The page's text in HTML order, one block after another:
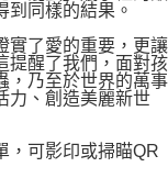
到同樣的結果。
了愛的重要，更讓
提醒了我們，面對孩
，乃至於世界的萬事
力、創造美麗新世
可影印或掃瞄QR